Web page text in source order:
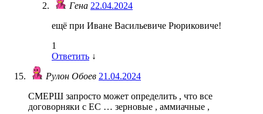
Гена 22.04.2024
ещё при Иване Васильевиче Рюриковиче!
1
Ответить ↓
Рулон Обоев 21.04.2024
СМЕРШ запросто может определить , что все
договорняки с ЕС … зерновые , аммиачные ,